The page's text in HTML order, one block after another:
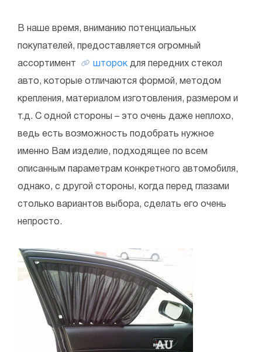
В наше время, вниманию потенциальных
покупателей, предоставляется огромный
ассортимент шторок для передних стекол
авто, которые отличаются формой, методом
крепления, материалом изготовления, размером и
т.д. С одной стороны – это очень даже неплохо,
ведь есть возможность подобрать нужное
именно Вам изделие, подходящее по всем
описанным параметрам конкретного автомобиля,
однако, с другой стороны, когда перед глазами
столько вариантов выбора, сделать его очень
непросто.